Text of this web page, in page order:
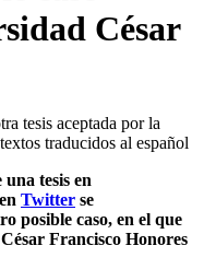
César
tesis aceptada por la
traducidos al español
tesis en
Twitter se
posible caso, en el que
Francisco Honores